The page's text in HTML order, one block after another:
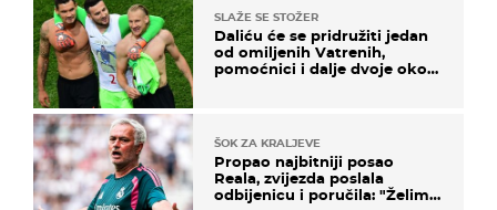
SLAŽE SE STOŽER
Daliću će se pridružiti jedan
od omiljenih Vatrenih,
pomoćnici i dalje dvoje oko
ŠOK ZA KRALJEVE
Propao najbitniji posao
Reala, zvijezda poslala
odbijenicu i poručila: "Želim